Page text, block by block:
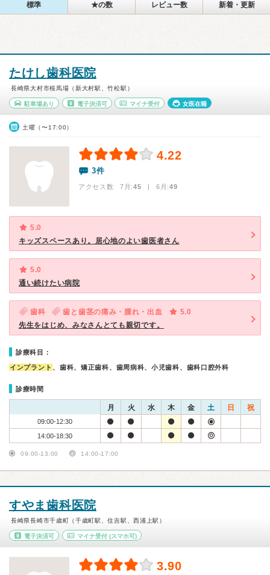
標準 ★の数 レビュー数 新着・更新
たけし歯科医院
長崎県大村市桜馬場（新大村駅、竹松駅）
駐車場あり 電子決済可 マイナ受付 女医在籍
土曜（〜17:00）
4.22
3件
アクセス数 7月:45 | 6月:49
5.0
キッズスペースあり。居心地のよい歯医者さん
5.0
通い続けたい病院
歯科 歯と歯茎の痛み・腫れ・出血
5.0
先生をはじめ、みなさんとても親切です。
診療科目：
インプラント 、歯科、矯正歯科、歯周病科、小児歯科、歯科口腔外科
診療時間
月 火 水 木 金 土 日 祝
09:00-12:30
14:00-18:30
09:00-13:00 14:00-17:00
すやま歯科医院
長崎県長崎市千歳町（千歳町駅、住吉駅、西浦上駅）
電子決済可 マイナ受付(スマホ可)
3.90